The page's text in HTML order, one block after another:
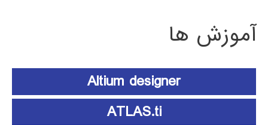
آموزش ها
Altium designer
ATLAS.ti